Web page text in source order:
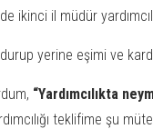
ikinci il müdür
yerine eşimi ve
“Yardımcılıkta
teklifime şu